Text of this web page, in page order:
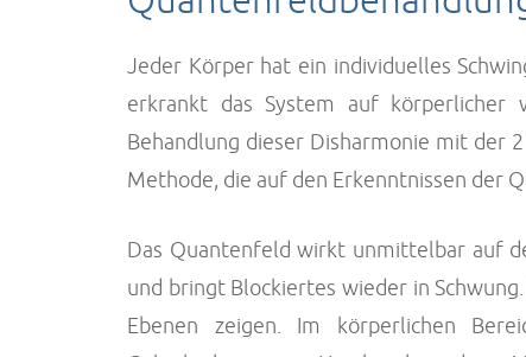
Jeder Körper hat ein individuelles
erkrankt das System auf körperlicher
Behandlung dieser Disharmonie mit der
Methode, die auf den Erkenntnissen der
Das Quantenfeld wirkt unmittelbar auf
und bringt Blockiertes wieder in
Ebenen zeigen. Im körperlichen